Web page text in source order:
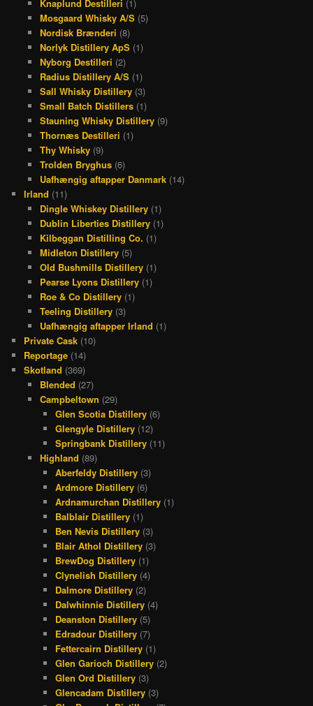
Knaplund Destilleri (1)
Mosgaard Whisky A/S(5)
Nordisk Brænderi (8)
Norlyk Distillery ApS(1)
Nyborg Destilleri (2)
Radius Distillery A/S(1)
Sall Whisky Distillery(3)
Small Batch Distillers(1)
Stauning Whisky Distillery(9)
Thornæs Destilleri (1)
Thy Whisky(9)
Trolden Bryghus(6)
Uafhængig aftapper Danmark(14)
Irland (11)
Dingle Whiskey Distillery(1)
Dublin Liberties Distillery(1)
Kilbeggan Distilling Co. (1)
Midleton Distillery(5)
Old Bushmills Distillery(1)
Pearse Lyons Distillery(1)
Roe & Co Distillery(1)
Teeling Distillery(3)
Uafhængig aftapper Irland (1)
Private Cask (10)
Reportage (14)
Skotland (369)
Blended (27)
Campbeltown (29)
Glen Scotia Distillery (6)
Glengyle Distillery (12)
Springbank Distillery (11)
Highland (89)
Aberfeldy Distillery (3)
Ardmore Distillery (6)
Ardnamurchan Distillery (1)
Balblair Distillery (1)
Ben Nevis Distillery (3)
Blair Athol Distillery (3)
BrewDog Distillery (1)
Clynelish Distillery (4)
Dalmore Distillery (2)
Dalwhinnie Distillery (4)
Deanston Distillery (5)
Edradour Distillery (7)
Fettercairn Distillery (1)
Glen Garioch Distillery (2)
Glen Ord Distillery (3)
Glencadam Distillery (3)